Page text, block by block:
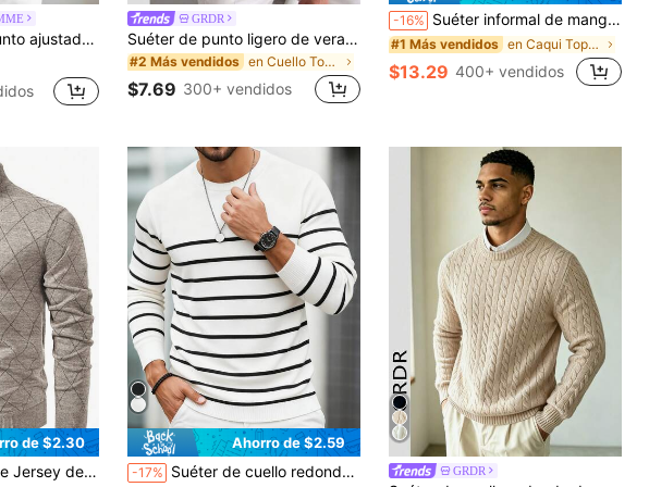
y minimalista, para hombre, para otoño/invierno
GRDR
Suéter de punto ligero de verano para hombre GRDR, manga corta de unicolor con textura acanalada, adecuado para deportes casuales
#2 Más vendidos en Cuello Tops de punto para hombre
$7.69 300+ vendidos
-16% Suéter informal de manga corta de punto de unicolor para hombre, para primavera/verano
#1 Más vendidos en Caqui Tops de punto para hombre
$13.29 400+ vendidos
de $2.30
larga, ligero para hombre, para otoño/invierno
en Caqui Suéteres para hombre
Ahorro de $2.59
-17% Suéter de cuello redondo a rayas versátil de moda para hombre otoño/invierno, esencial para el desplazamiento diario y citas GRDR